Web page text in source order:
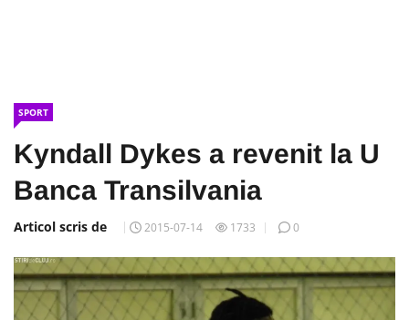
SPORT
Kyndall Dykes a revenit la U
Banca Transilvania
Articol scris de 2015-07-14 1733 0